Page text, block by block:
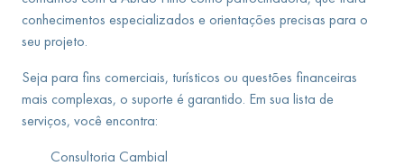
conhecimentos especializados e orientações precisas para o
seu projeto.
Seja para fins comerciais, turísticos ou questões financeiras
mais complexas, o suporte é garantido. Em sua lista de
serviços, você encontra:
Consultoria Cambial